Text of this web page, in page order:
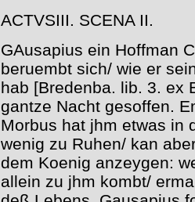
ACTVSIII. SCENA II.
GAusapius ein Hoffman
beruembt sich/ wie er
hab [Bredenba. lib. 3. ex
gantze Nacht gesoffen.
Morbus hat jhm etwas in
wenig zu Ruhen/ kan
dem Koenig anzeygen:
allein zu jhm kombt/